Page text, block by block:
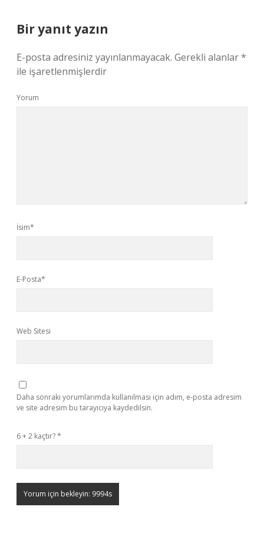
Bir yanıt yazın
E-posta adresiniz yayınlanmayacak. Gerekli alanlar*
ile işaretlenmişlerdir
Yorum
İsim*
E-Posta*
Web Sitesi
Daha sonraki yorumlarımda kullanılması için adım, e-posta adresim
ve site adresim bu tarayıcıya kaydedilsin.
6 + 2 kaçtır?*